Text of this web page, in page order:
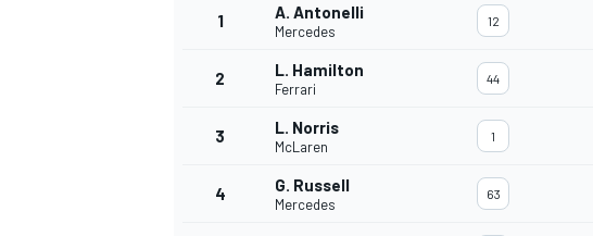
1 A. Antonelli
Mercedes
12
2 L. Hamilton
Ferrari
44
3 L. Norris
McLaren
1
4 G. Russell
Mercedes
63